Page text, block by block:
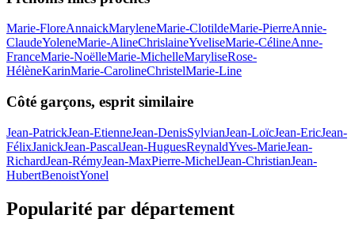
Marie-FloreAnnaickMaryleneMarie-ClotildeMarie-PierreAnnie-
ClaudeYoleneMarie-AlineChrislaineYveliseMarie-CélineAnne-
FranceMarie-NoëlleMarie-MichelleMaryliseRose-
HélèneKarinMarie-CarolineChristelMarie-Line
Côté garçons, esprit similaire
Jean-PatrickJean-EtienneJean-DenisSylvianJean-LoïcJean-EricJean-
FélixJanickJean-PascalJean-HuguesReynaldYves-MarieJean-
RichardJean-RémyJean-MaxPierre-MichelJean-ChristianJean-
HubertBenoistYonel
Popularité par département